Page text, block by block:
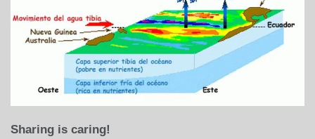
Sharing is caring!